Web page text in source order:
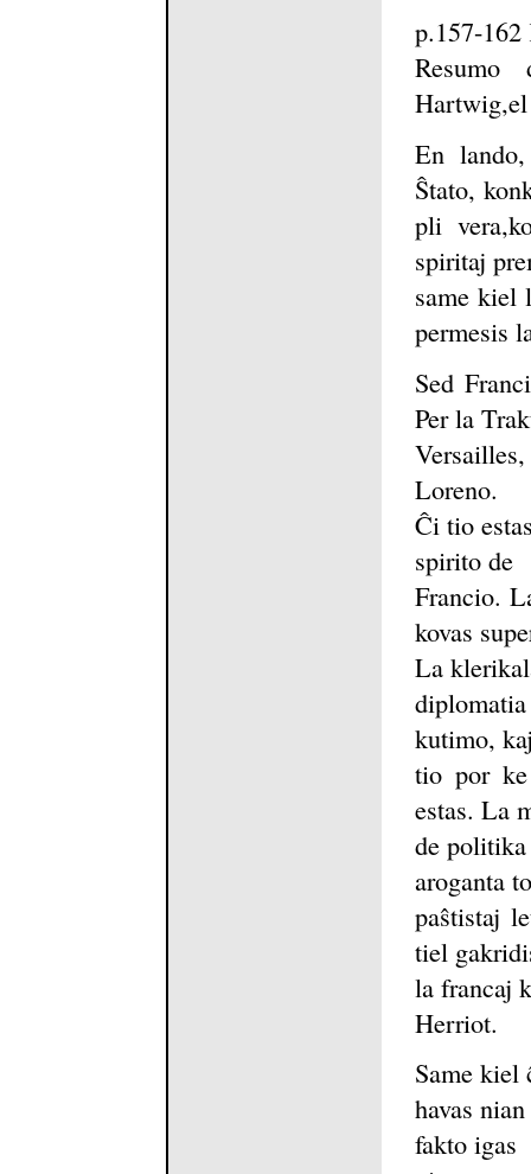
p.157-
En
Ŝtato,
pli
spiritaj
same kiel
permesis
Sed
Per la
Loreno.
Ĉi tio
spirito de
Francio.
kovas
La
diplomatia
kutimo,
tio por
estas. La
de
aroganta
paŝtistaj
tiel
la francaj
Herriot.
Same kiel
havas
fakto igas